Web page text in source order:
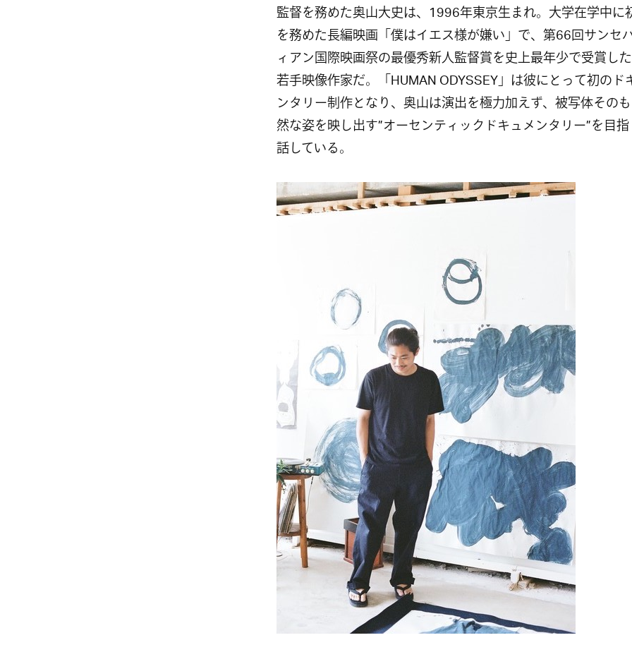
監督を務めた奥山大史は、1996年東京生まれ。大学在学中に
を務めた長編映画「僕はイエス様が嫌い」で、第66回サンセ
ィアン国際映画祭の最優秀新人監督賞を史上最年少で受賞し
若手映像作家だ。「HUMAN ODYSSEY」は彼にとって初のド
ンタリー制作となり、奥山は演出を極力加えず、被写体その
然な姿を映し出す”オーセンティックドキュメンタリー”を目
話している。